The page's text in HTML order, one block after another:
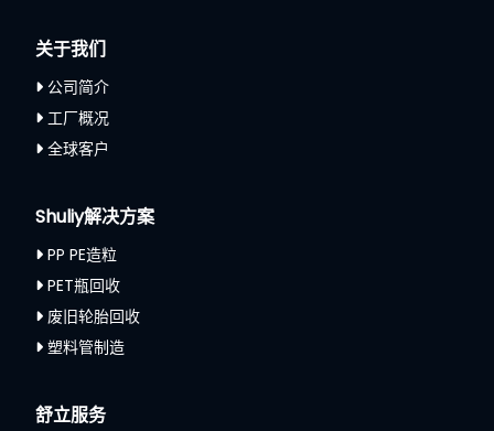
关于我们
公司简介
工厂概况
全球客户
Shuliy解决方案
PP PE造粒
PET瓶回收
废旧轮胎回收
塑料管制造
舒立服务